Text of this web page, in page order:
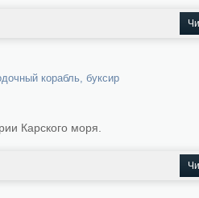
корабль, буксир
Карского моря.